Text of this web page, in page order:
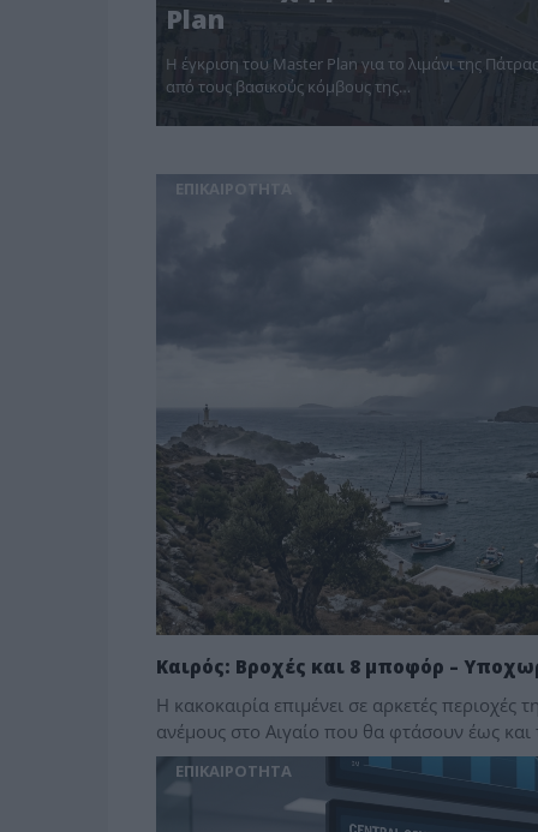
Plan
Η έγκριση του Master Plan για το λιμάνι της
από τους βασικούς κόμβους της…
ΕΠΙΚΑΙΡΟΤΗΤΑ
Καιρός: Βροχές και 8 μποφόρ –
Η κακοκαιρία επιμένει σε αρκετές περιοχές
ανέμους στο Αιγαίο που θα φτάσουν έως
ΕΠΙΚΑΙΡΟΤΗΤΑ